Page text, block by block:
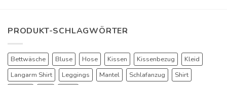
PRODUKT-SCHLAGWÖRTER
Bettwäsche Bluse Hose Kissen Kissenbezug
Kleid
Langarm Shirt
Leggings Mantel Schlafanzug
Shirt